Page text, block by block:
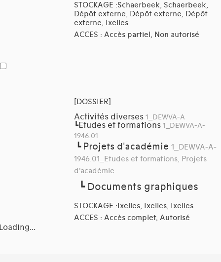
STOCKAGE :Schaerbeek, Schaerbeek,
Dépôt externe, Dépôt externe, Dépôt
externe, Ixelles
ACCES : Accès partiel, Non autorisé
[DOSSIER]
Activités diverses 1_DEWVA-A
┗Etudes et formations 1_DEWVA-A-
1946.01
┗ Projets d'académie 1_DEWVA-A-
1946.01_Etudes et formations, Projets
d'académie
┗Documents graphiques
STOCKAGE :Ixelles, Ixelles, Ixelles
ACCES : Accès complet, Autorisé